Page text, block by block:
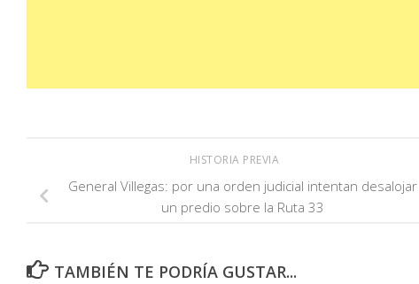
HISTORIA PREVIA
General Villegas: por una orden judicial intentan desalojar
un predio sobre la Ruta 33
TAMBIÉN TE PODRÍA GUSTAR...